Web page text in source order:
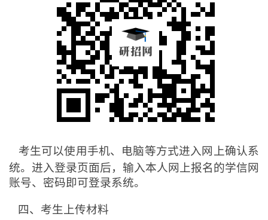
考生可以使用手机、电脑等方式进入网上确认系
统。进入登录页面后，输入本人网上报名的学信网
账号、密码即可登录系统。
四、考生上传材料